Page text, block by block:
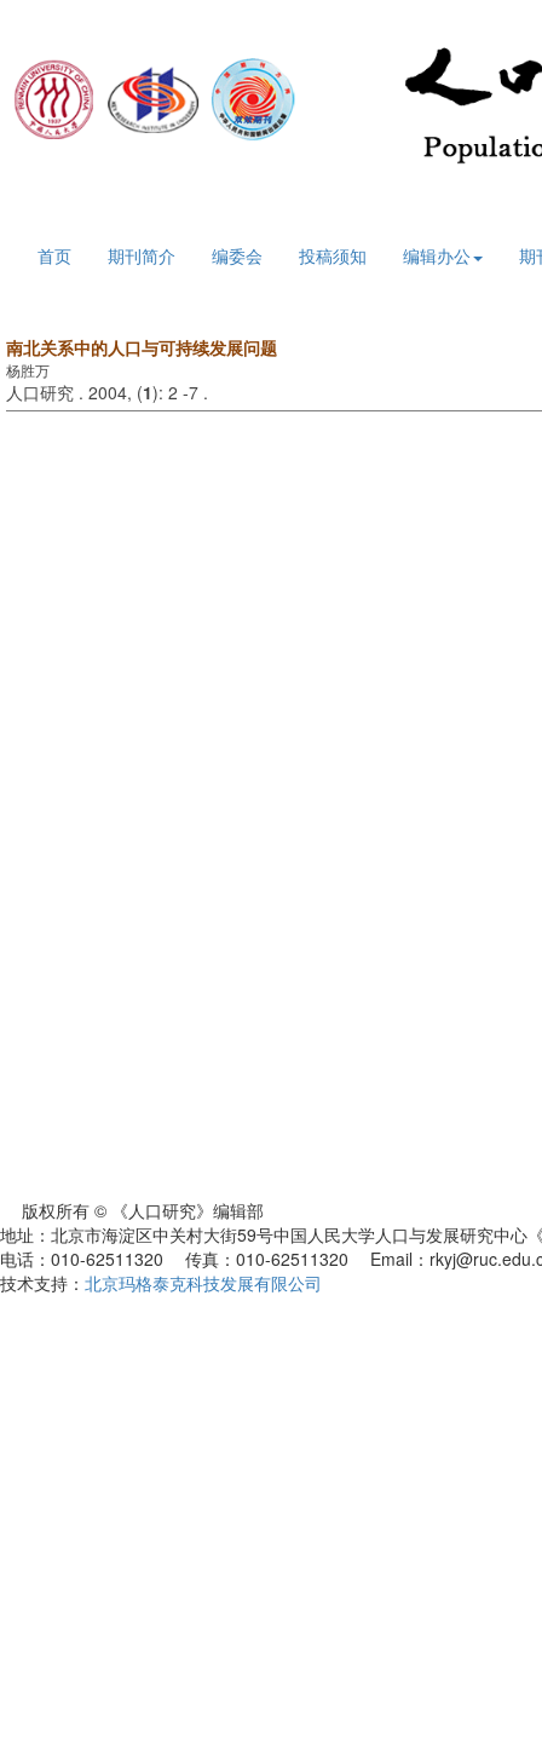
首页 期刊简介 编委会 投稿须知 编辑办公 期
南北关系中的人口与可持续发展问题
杨胜万
人口研究 . 2004, (1): 2 -7 .
版权所有 © 《人口研究》编辑部
地址：北京市海淀区中关村大街59号中国人民大学人口与发展研究中
电话：010-62511320 传真：010-62511320 Email：
技术支持： 北京玛格泰克科技发展有限公司